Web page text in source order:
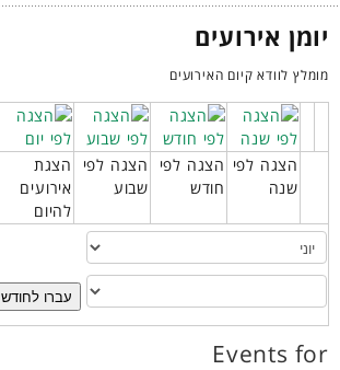
יומן אירועים
מומלץ לוודא קיום האירועים
הצגה לפי
שנה
הצגה לפי
חודש
הצגה לפי
שבוע
הצגת
אירועים
להיום
עברו לחודש
Events for